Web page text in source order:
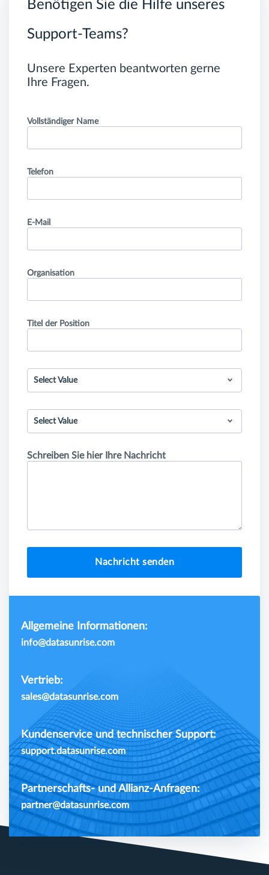
Benötigen Sie die Hilfe unseres
Support-Teams?
Unsere Experten beantworten gerne
Ihre Fragen.
Vollständiger Name
Telefon
E-Mail
Organisation
Titel der Position
Select Value
Select Value
Schreiben Sie hier Ihre Nachricht
Nachricht senden
Allgemeine Informationen:
info@datasunrise.com
Vertrieb:
sales@datasunrise.com
Kundenservice und technischer Support:
support.datasunrise.com
Partnerschafts- und Allianz-Anfragen:
partner@datasunrise.com